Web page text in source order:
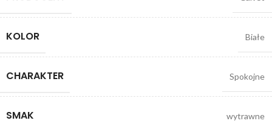
KOLOR Białe
CHARAKTER Spokojne
SMAK wytrawne